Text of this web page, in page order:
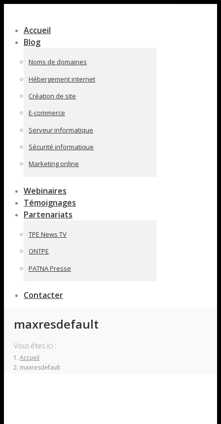
pleine
largeur
Accueil
Blog
Noms de domaines
Hébergement internet
Création de site
E-commerce
Serveur informatique
Sécurité informatique
Marketing online
Webinaires
Témoignages
Partenariats
TPE News TV
ONTPE
PATNA Presse
Contacter
maxresdefault
Vous êtes ici :
Accueil
maxresdefault